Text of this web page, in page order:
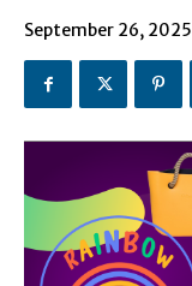
September 26, 2025